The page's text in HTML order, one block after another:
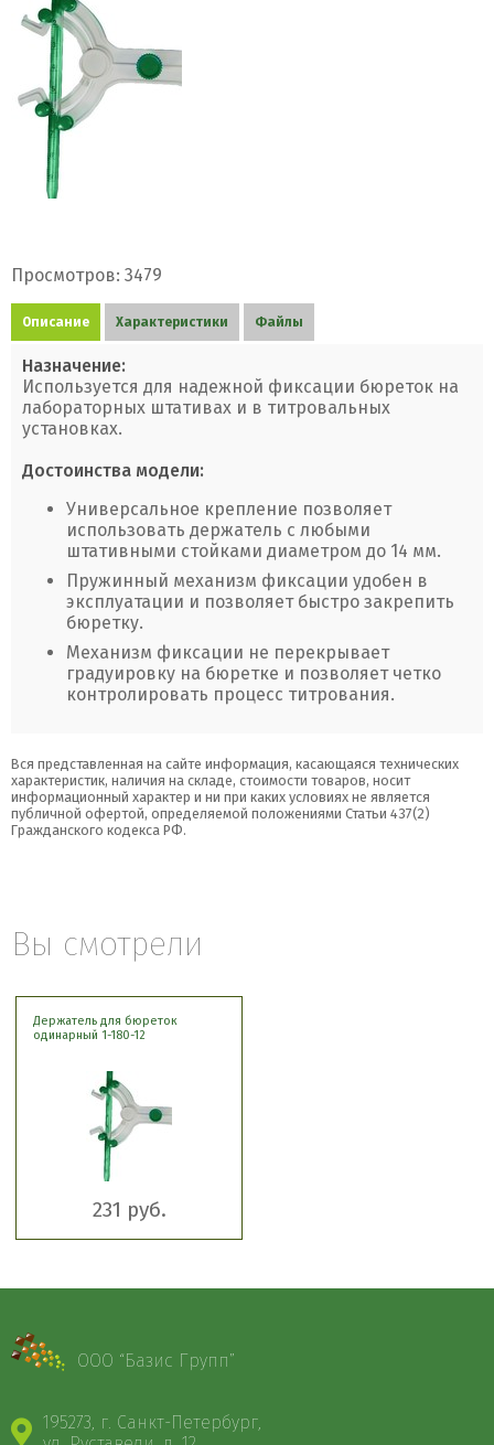
Просмотров: 3479
Описание Характеристики Файлы
Назначение:
Используется для надежной фиксации бюреток на
лабораторных штативах и в титровальных
установках.
Достоинства модели:
Универсальное крепление позволяет
использовать держатель с любыми
штативными стойками диаметром до 14 мм.
Пружинный механизм фиксации удобен в
эксплуатации и позволяет быстро закрепить
бюретку.
Механизм фиксации не перекрывает
градуировку на бюретке и позволяет четко
контролировать процесс титрования.
Вся представленная на сайте информация, касающаяся технических
характеристик, наличия на складе, стоимости товаров, носит
информационный характер и ни при каких условиях не является
публичной офертой, определяемой положениями Статьи 437(2)
Гражданского кодекса РФ.
Вы смотрели
Держатель для бюреток
одинарный 1-180-12
231 руб.
ООО “Базис Групп”
195273, г. Санкт-Петербург,